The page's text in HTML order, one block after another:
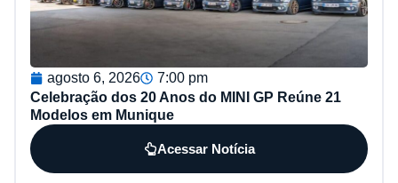
agosto 6, 2026
7:00 pm
Celebração dos 20 Anos do MINI GP Reúne 21
Modelos em Munique
Acessar Notícia